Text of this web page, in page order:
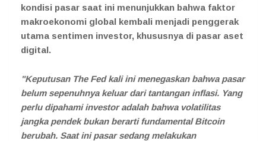
kondisi pasar saat ini menunjukkan bahwa faktor
makroekonomi global kembali menjadi penggerak
utama sentimen investor, khususnya di pasar aset
digital.
"Keputusan The Fed kali ini menegaskan bahwa pasar
belum sepenuhnya keluar dari tantangan inflasi. Yang
perlu dipahami investor adalah bahwa volatilitas
jangka pendek bukan berarti fundamental Bitcoin
berubah. Saat ini pasar sedang melakukan